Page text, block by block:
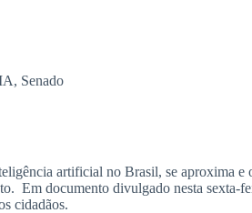
, Senado
artificial no Brasil, se aproxima
Em documento divulgado nesta sexta-
cidadãos.